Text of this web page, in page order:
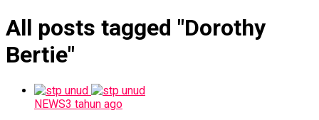
All posts tagged "Dorothy
Bertie"
NEWS3 tahun ago